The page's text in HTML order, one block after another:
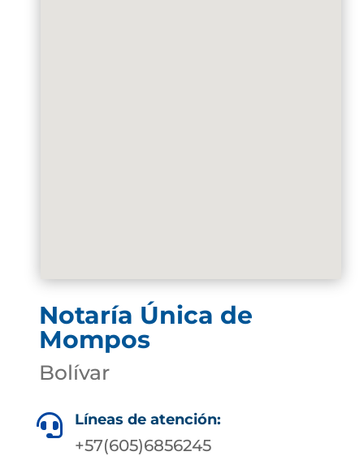
Notaría Única de
Mompos
Bolívar
 Líneas de atención:
+57(605)6856245